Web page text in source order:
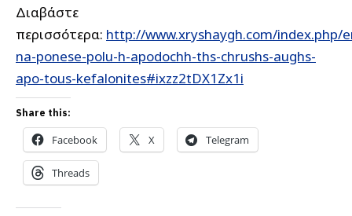
Διαβάστε
περισσότερα: http://www.xryshaygh.com/index.php/
na-ponese-polu-h-apodochh-ths-chrushs-aughs-
apo-tous-kefalonites#ixzz2tDX1Zx1i
Share this:
Facebook X Telegram
Threads